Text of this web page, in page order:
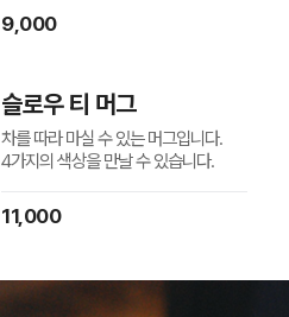
9,000
슬로우 티 머그
차를 따라 마실 수 있는 머그입니다.
4가지의 색상을 만날 수 있습니다.
11,000